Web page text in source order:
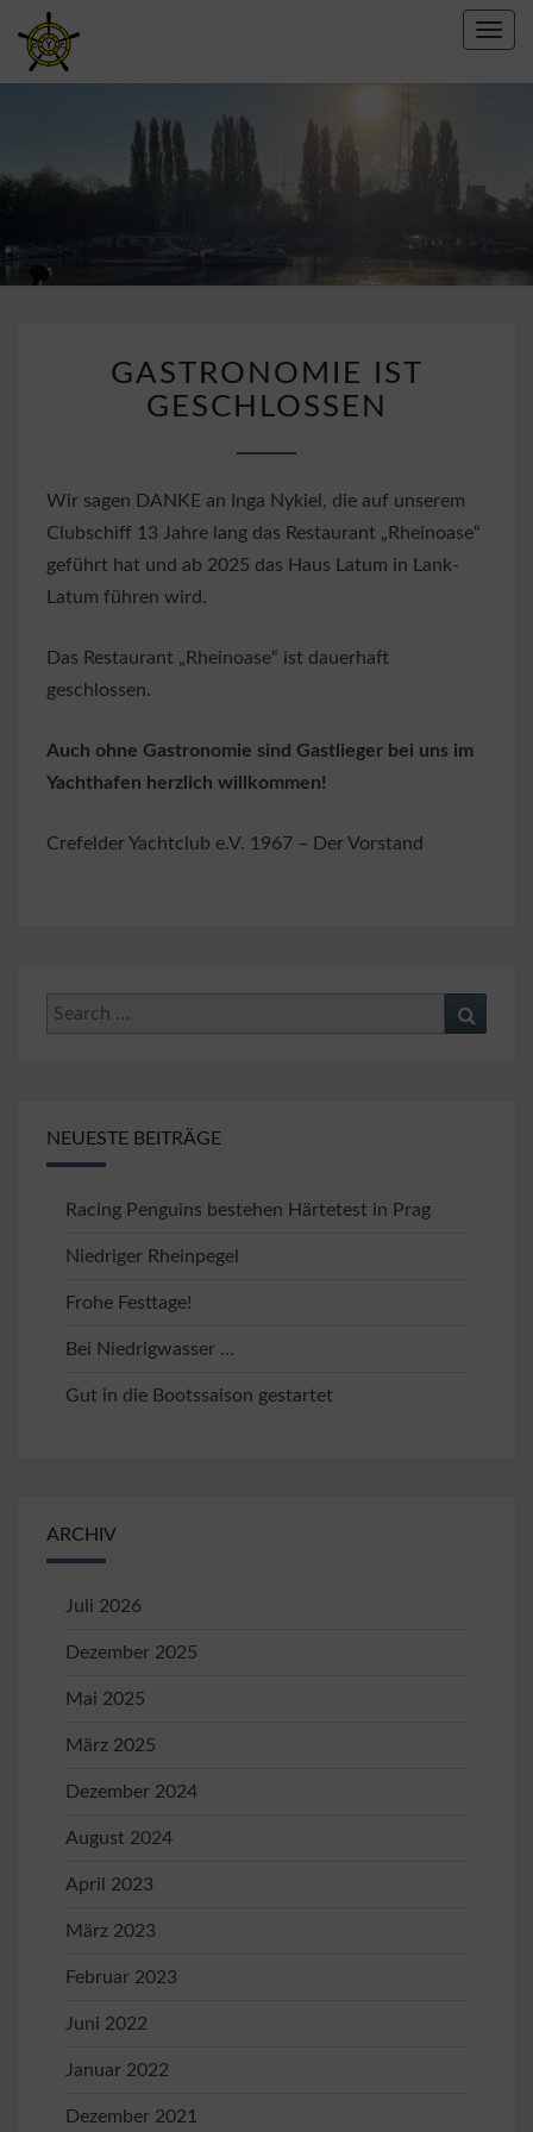
CREFELDER
YACHT
CLUB E.V.
IST
GESCHLOSSEN
GASTRONOMIE IST
GESCHLOSSEN
Wir sagen DANKE an Inga Nykiel, die auf unserem
Clubschiff 13 Jahre lang das Restaurant „Rheinoase“
geführt hat und ab 2025 das Haus Latum in Lank-
Latum führen wird.
Das Restaurant „Rheinoase“ ist dauerhaft
geschlossen.
Auch ohne Gastronomie sind Gastlieger bei uns im
Yachthafen herzlich willkommen!
Crefelder Yachtclub e.V. 1967 – Der Vorstand
Search
for:
NEUESTE BEITRÄGE
Racing Penguins bestehen Härtetest in Prag
Niedriger Rheinpegel
Frohe Festtage!
Bei Niedrigwasser …
Gut in die Bootssaison gestartet
ARCHIV
Juli 2026
Dezember 2025
Mai 2025
März 2025
Dezember 2024
August 2024
April 2023
März 2023
Februar 2023
Juni 2022
Januar 2022
Dezember 2021